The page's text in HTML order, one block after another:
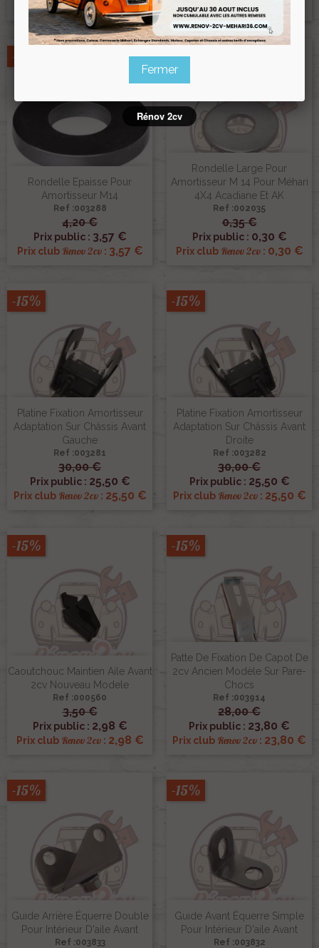
Prix clubRenov 2cv:10,63 € Prix clubRenov 2cv
Rondelle Epaisse Pour
Amortisseur M14
Ref :003288
4,20 €
Prix public : 3,57 €
Prix club Renov 2cv: 3,57 €
-15%
Rondelle Large Pour
Amortisseur M 14 Pour Méhari
4X4 Acadiane Et AK
Ref :002035
0,35 €
Prix public : 0,30 €
Prix club Renov 2cv: 0,30 €
-15%
Platine Fixation Amortisseur
Adaptation Sur Châssis Avant
Gauche
Ref :003281
30,00 €
Prix public : 25,50 €
Prix club Renov 2cv: 25,50 €
-15%
Platine Fixation Amortisseur
Adaptation Sur Châssis Avant
Droite
Ref :003282
30,00 €
Prix public : 25,50 €
Prix club Renov 2cv: 25,50 €
-15%
Caoutchouc Maintien Aile Avant
2cv Nouveau Modele
Ref :000560
3,50 €
Prix public : 2,98 €
Prix club Renov 2cv: 2,98 €
-15%
Patte De Fixation De Capot De
2cv Ancien Modèle Sur Pare-
Chocs
Ref :003914
28,00 €
Prix public : 23,80 €
Prix club Renov 2cv : 23,80 €
-15%
Guide Arrière Équerre Double
Pour Intérieur D'aile Avant
Ref :003833
-15%
Guide Avant Équerre Simple
Pour Intérieur D'aile Avant
Ref :003832
-15%
Fermer
Rénov 2cv